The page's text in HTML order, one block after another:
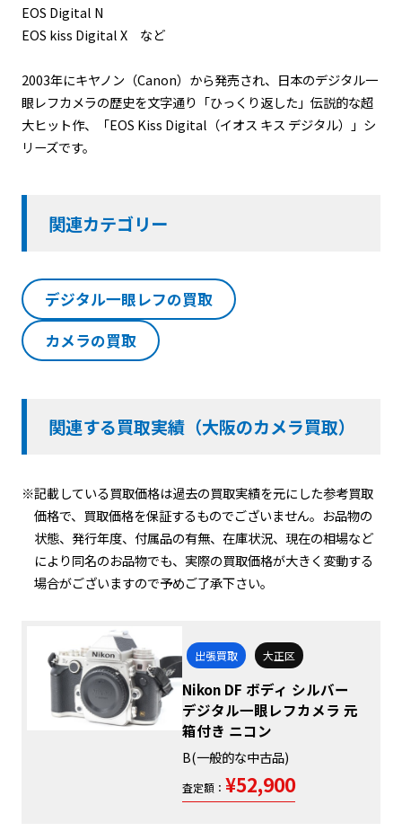
EOS Digital N
EOS kiss Digital X など
2003年にキヤノン（Canon）から発売され、日本のデジタル一
眼レフカメラの歴史を文字通り「ひっくり返した」伝説的な超
大ヒット作、「EOS Kiss Digital（イオス キス デジタル）」シ
リーズです。
関連カテゴリー
デジタル一眼レフの買取
カメラの買取
関連する買取実績（大阪のカメラ買取）
※記載している買取価格は過去の買取実績を元にした参考買取
価格で、買取価格を保証するものでございません。お品物の
状態、発行年度、付属品の有無、在庫状況、現在の相場など
により同名のお品物でも、実際の買取価格が大きく変動する
場合がございますので予めご了承下さい。
出張買取 大正区
Nikon DF ボディ シルバー
デジタル一眼レフカメラ 元
箱付き ニコン
B(一般的な中古品)
査定額： ¥52,900